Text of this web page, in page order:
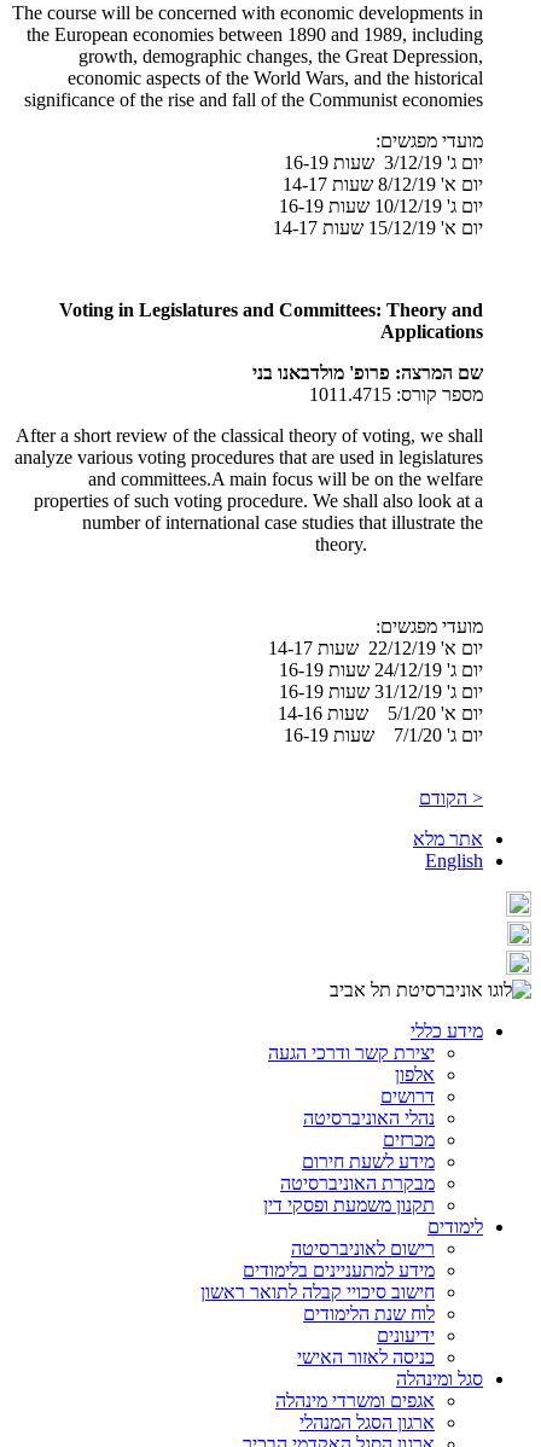
The course will be concerned with economic developments in
the European economies between 1890 and 1989, including
growth, demographic changes, the Great Depression,
economic aspects of the World Wars, and the historical
significance of the rise and fall of the Communist economies
מועדי מפגשים:
יום ג' 3/12/19 שעות 16-19
יום א' 8/12/19 שעות 14-17
יום ג' 10/12/19 שעות 16-19
יום א' 15/12/19 שעות 14-17
Voting in Legislatures and Committees: Theory and
Applications
שם המרצה: פרופ' מולדבאנו בני
מספר קורס: 1011.4715
After a short review of the classical theory of voting, we shall
analyze various voting procedures that are used in legislatures
and committees.A main focus will be on the welfare
properties of such voting procedure. We shall also look at a
number of international case studies that illustrate the
theory.
מועדי מפגשים:
יום א' 22/12/19 שעות 14-17
יום ג' 24/12/19 שעות 16-19
יום ג' 31/12/19 שעות 16-19
יום א' 5/1/20 שעות 14-16
יום ג' 7/1/20 שעות 16-19
< הקודם
אתר מלא
English
מידע כללי
יצירת קשר ודרכי הגעה
אלפון
דרושים
נהלי האוניברסיטה
מכרזים
מידע לשעת חירום
מבקרת האוניברסיטה
תקנון משמעת ופסקי דין
לימודים
רישום לאוניברסיטה
מידע למתעניינים בלימודים
חישוב סיכויי קבלה לתואר ראשון
לוח שנת הלימודים
ידיעונים
כניסה לאזור האישי
סגל ומינהלה
אגפים ומשרדי מינהלה
ארגון הסגל המנהלי